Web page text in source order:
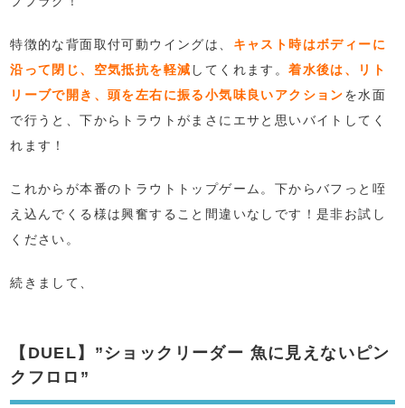
特徴的な背面取付可動ウイングは、 キャスト時はボディーに
沿って閉じ、空気抵抗を軽減 してくれます。着水後は、リト
リーブで開き、頭を左右に振る小気味良いアクションを水面
で行うと、下からトラウトがまさにエサと思いバイトしてく
れます！
これからが本番のトラウトトップゲーム。下からバフっと咥
え込んでくる様は興奮すること間違いなしです！是非お試し
ください。
続きまして、
【DUEL】”ショックリーダー 魚に見えないピン
クフロロ”